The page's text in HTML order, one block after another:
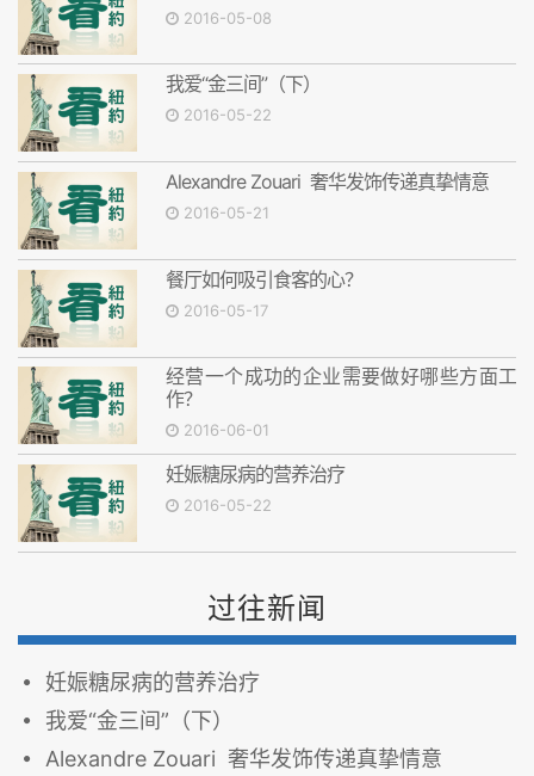
2016-05-08
我爱“金三间”（下）
2016-05-22
Alexandre Zouari 奢华发饰传递真挚情意
2016-05-21
餐厅如何吸引食客的心？
2016-05-17
经营一个成功的企业需要做好哪些方面工
作？
2016-06-01
妊娠糖尿病的营养治疗
2016-05-22
过往新闻
妊娠糖尿病的营养治疗
我爱“金三间”（下）
Alexandre Zouari 奢华发饰传递真挚情意